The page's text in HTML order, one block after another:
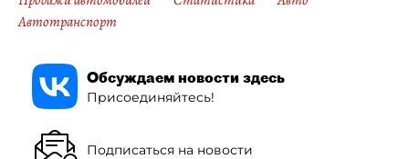
Автотранспорт
Обсуждаем новости здесь
Присоединяйтесь!
Подписаться на новости